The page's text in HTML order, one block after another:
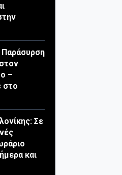
Παράσυρση
–
στο
Σε
και